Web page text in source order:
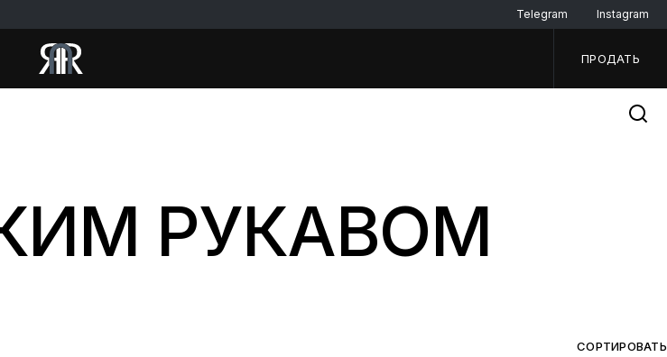
Telegram Instagram
ПРОДАТЬ
РУКАВОМ
СОРТИРОВАТЬ